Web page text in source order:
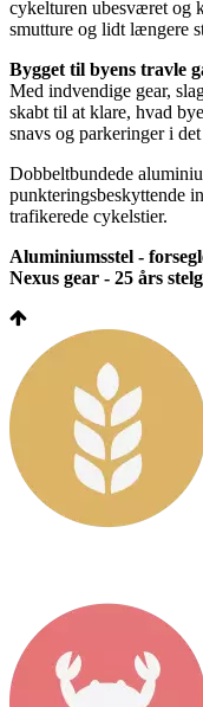
cykelturen ubesværet og
smutture og lidt længere
Bygget til byens travle
Med indvendige gear,
skabt til at klare, hvad
snavs og parkeringer i
Dobbeltbundede
punkteringsbeskyttende
trafikerede cykelstier.
Aluminiumsstel -
Nexus gear - 25 års